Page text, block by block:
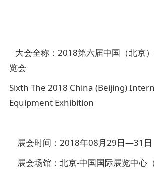
大会全称：2018第六届中国（北京
览会
Sixth The 2018 China (Beijing)
Equipment Exhibition
展会时间：2018年08月29日—31日
展会场馆：北京-中国国际展览中心